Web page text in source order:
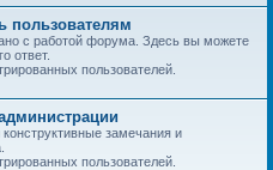
пользователям
с работой форума. Здесь вы можете
ответ.
пользователей.
замечания и
пользователей.